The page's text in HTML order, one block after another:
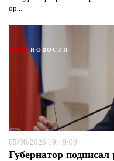
ор...
НОВОСТИ
05/08/2026 19:49:00
Губернатор